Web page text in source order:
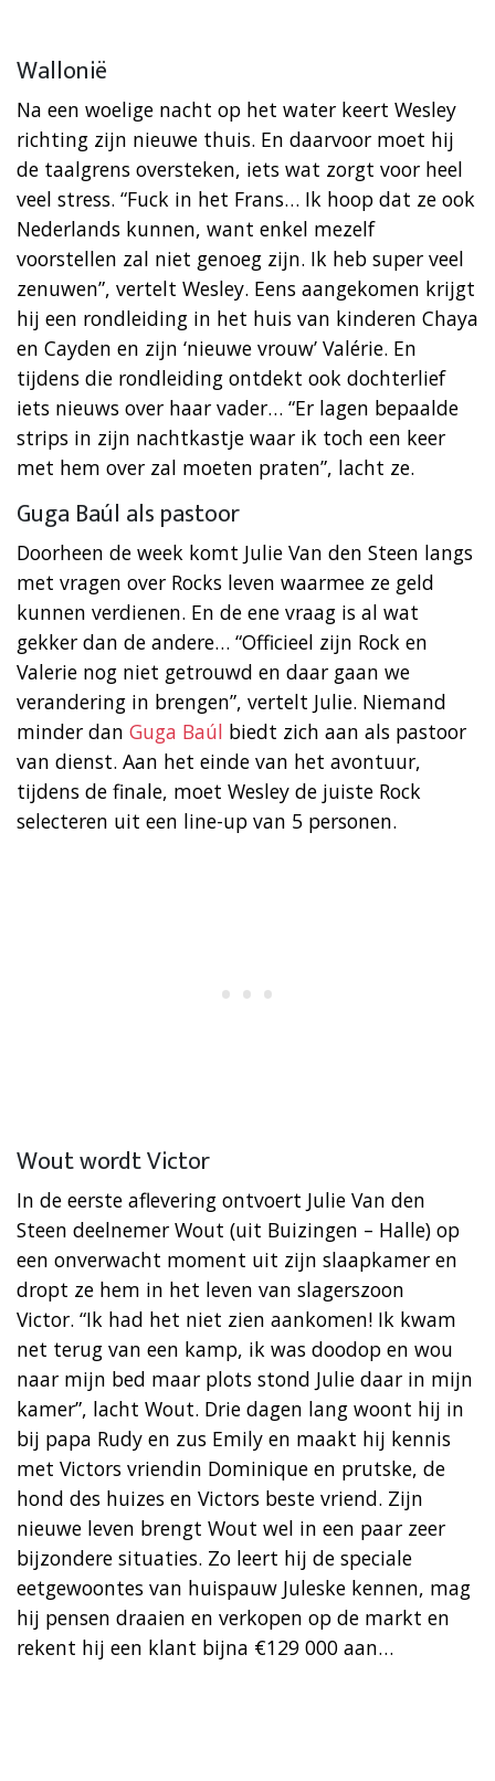
Wallonië
Na een woelige nacht op het water keert Wesley
richting zijn nieuwe thuis. En daarvoor moet hij
de taalgrens oversteken, iets wat zorgt voor heel
veel stress. “Fuck in het Frans… Ik hoop dat ze ook
Nederlands kunnen, want enkel mezelf
voorstellen zal niet genoeg zijn. Ik heb super veel
zenuwen”, vertelt Wesley. Eens aangekomen krijgt
hij een rondleiding in het huis van kinderen Chaya
en Cayden en zijn ‘nieuwe vrouw’ Valérie. En
tijdens die rondleiding ontdekt ook dochterlief
iets nieuws over haar vader… “Er lagen bepaalde
strips in zijn nachtkastje waar ik toch een keer
met hem over zal moeten praten”, lacht ze.
Guga Baúl als pastoor
Doorheen de week komt Julie Van den Steen langs
met vragen over Rocks leven waarmee ze geld
kunnen verdienen. En de ene vraag is al wat
gekker dan de andere… “Officieel zijn Rock en
Valerie nog niet getrouwd en daar gaan we
verandering in brengen”, vertelt Julie. Niemand
minder dan Guga Baúl biedt zich aan als pastoor
van dienst. Aan het einde van het avontuur,
tijdens de finale, moet Wesley de juiste Rock
selecteren uit een line-up van 5 personen.
Wout wordt Victor
In de eerste aflevering ontvoert Julie Van den
Steen deelnemer Wout (uit Buizingen – Halle) op
een onverwacht moment uit zijn slaapkamer en
dropt ze hem in het leven van slagerszoon
Victor. “Ik had het niet zien aankomen! Ik kwam
net terug van een kamp, ik was doodop en wou
naar mijn bed maar plots stond Julie daar in mijn
kamer”, lacht Wout. Drie dagen lang woont hij in
bij papa Rudy en zus Emily en maakt hij kennis
met Victors vriendin Dominique en prutske, de
hond des huizes en Victors beste vriend. Zijn
nieuwe leven brengt Wout wel in een paar zeer
bijzondere situaties. Zo leert hij de speciale
eetgewoontes van huispauw Juleske kennen, mag
hij pensen draaien en verkopen op de markt en
rekent hij een klant bijna €129 000 aan…